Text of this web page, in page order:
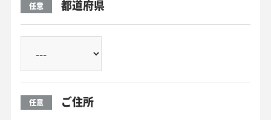
任意 都道府県
任意 ご住所